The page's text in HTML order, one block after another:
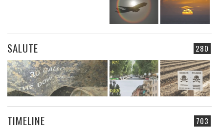
280
SALUTE
703
TIMELINE